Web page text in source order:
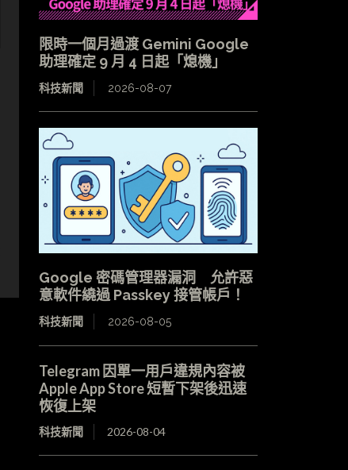
限時一個月過渡 Gemini Google
助理確定 9 月 4 日起「熄機」
科技新聞 2026-08-07
Google 密碼管理器漏洞 允許惡
意軟件繞過 Passkey 接管帳戶！
科技新聞 2026-08-05
Telegram 因單一用戶違規內容被
Apple App Store 短暫下架後迅速
恢復上架
科技新聞 2026-08-04